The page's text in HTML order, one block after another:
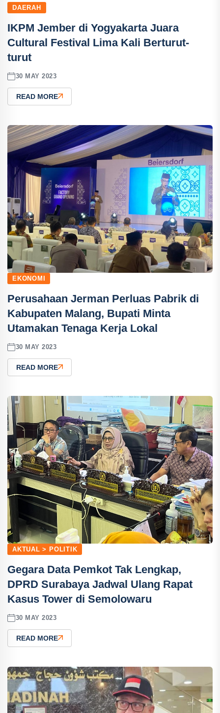
DAERAH
IKPM Jember di Yogyakarta Juara
Cultural Festival Lima Kali Berturut-
turut
30 MAY 2023
READ MORE
EKONOMI
Perusahaan Jerman Perluas Pabrik di
Kabupaten Malang, Bupati Minta
Utamakan Tenaga Kerja Lokal
30 MAY 2023
READ MORE
AKTUAL > POLITIK
Gegara Data Pemkot Tak Lengkap,
DPRD Surabaya Jadwal Ulang Rapat
Kasus Tower di Semolowaru
30 MAY 2023
READ MORE